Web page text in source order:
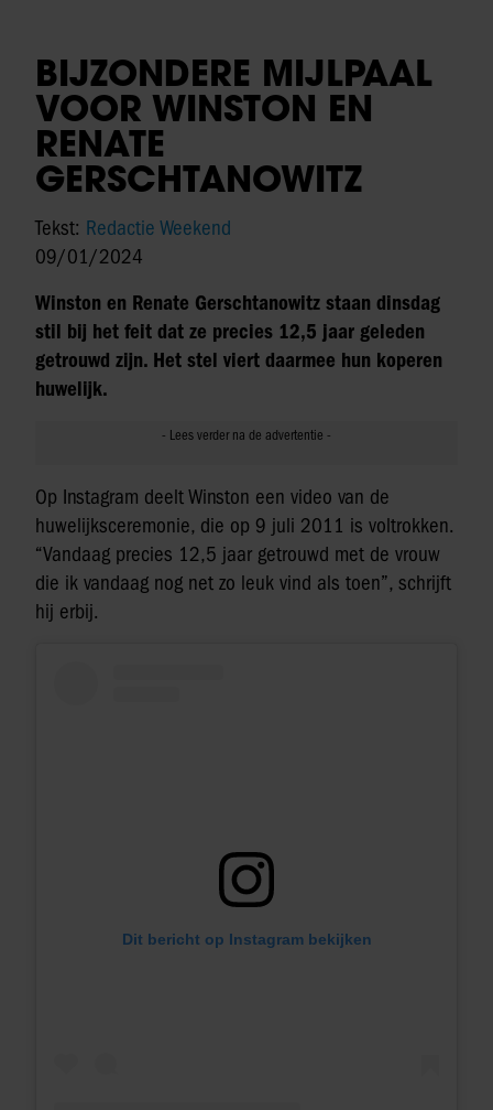
BIJZONDERE MIJLPAAL
VOOR WINSTON EN
RENATE
GERSCHTANOWITZ
Tekst: Redactie Weekend
09/01/2024
Winston en Renate Gerschtanowitz staan dinsdag
stil bij het feit dat ze precies 12,5 jaar geleden
getrouwd zijn. Het stel viert daarmee hun koperen
huwelijk.
Op Instagram deelt Winston een video van de
huwelijksceremonie, die op 9 juli 2011 is voltrokken.
“Vandaag precies 12,5 jaar getrouwd met de vrouw
die ik vandaag nog net zo leuk vind als toen”, schrijft
hij erbij.
Dit bericht op Instagram bekijken